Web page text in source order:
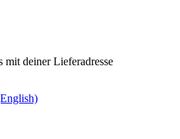
mit deiner Lieferadresse